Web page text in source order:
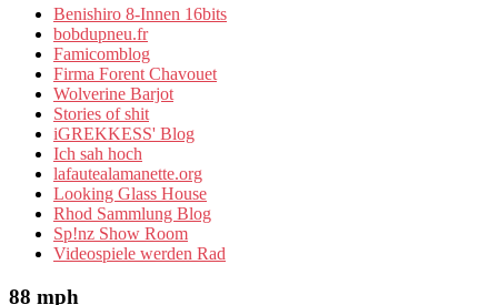
Benishiro 8-Innen 16bits
bobdupneu.fr
Famicomblog
Firma Forent Chavouet
Wolverine Barjot
Stories of shit
iGREKKESS' Blog
Ich sah hoch
lafautealamanette.org
Looking Glass House
Rhod Sammlung Blog
Sp!nz Show Room
Videospiele werden Rad
88 mph